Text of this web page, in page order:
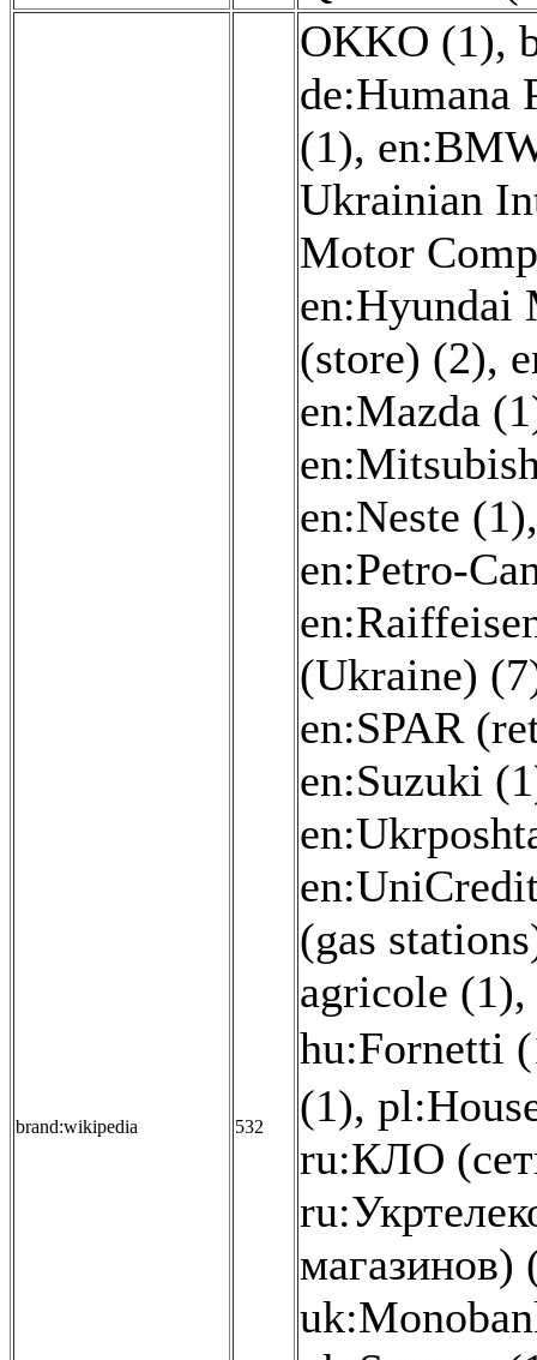
brand:wikipedia 532
OKKO (1),
de:Humana
(1),
Ukrainian
Motor
en:Hyundai
(store) (2),
en:Mazda
en:Neste (1)
en:Petro-
(Ukraine)
en:SPAR
en:Suzuki
(gas
agricole (1),
hu:Fornetti
(1),
ru:КЛО
магазинов)